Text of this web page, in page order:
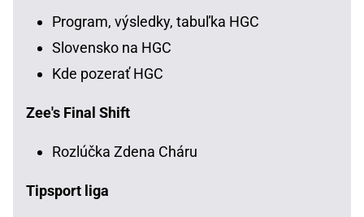
Program, výsledky, tabuľka HGC
Slovensko na HGC
Kde pozerať HGC
Zee's Final Shift
Rozlúčka Zdena Cháru
Tipsport liga